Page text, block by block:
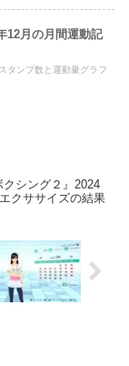
12月の月間運動記
タンプ数と運動量グラフ
クシング２』2024
クササイズの結果